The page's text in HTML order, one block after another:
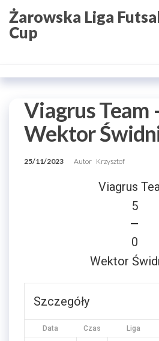
Przejdź
do
treści
Żarowska Liga
Cup
Viagrus Team
Wektor
25/11/2023 Autor Krzysztof
Viagrus
5
—
0
Wektor
Szczegóły
Data Czas Liga